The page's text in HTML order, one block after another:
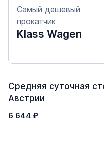
Самый дешевый
прокатчик
Klass Wagen
Средняя суточная
Австрии
6 644 ₽